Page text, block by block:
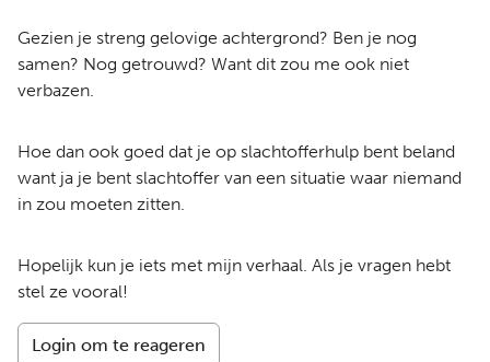
Gezien je streng gelovige achtergrond? Ben je nog
samen? Nog getrouwd? Want dit zou me ook niet
verbazen.
Hoe dan ook goed dat je op slachtofferhulp bent beland
want ja je bent slachtoffer van een situatie waar niemand
in zou moeten zitten.
Hopelijk kun je iets met mijn verhaal. Als je vragen hebt
stel ze vooral!
Login om te reageren